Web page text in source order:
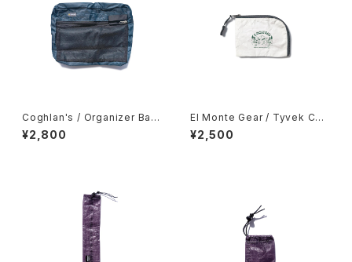
Coghlan's / Organizer Bag
s -Medium-
¥2,800
El Monte Gear / Tyvek Coi
n Case
¥2,500